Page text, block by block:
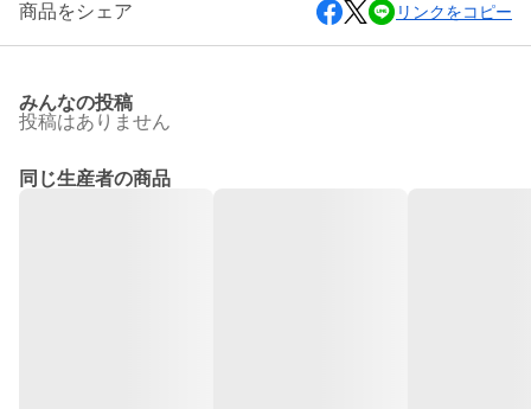
商品をシェア リンクをコピー
みんなの投稿
投稿はありません
同じ生産者の商品